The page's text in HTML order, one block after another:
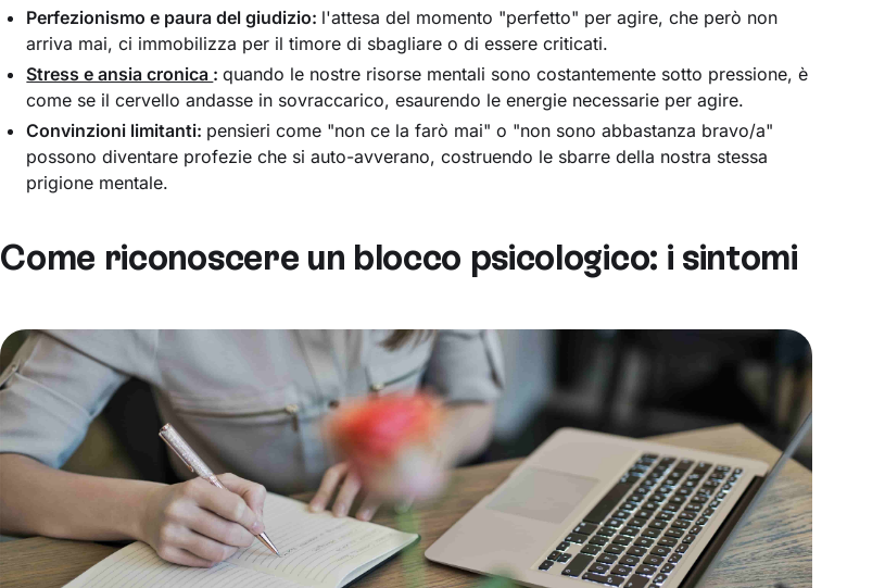
Perfezionismo e paura del giudizio: l'attesa del momento "perfetto" per agire, che però non
arriva mai, ci immobilizza per il timore di sbagliare o di essere criticati.
Stress e ansia cronica :quando le nostre risorse mentali sono costantemente sotto pressione, è
come se il cervello andasse in sovraccarico, esaurendo le energie necessarie per agire.
Convinzioni limitanti: pensieri come "non ce la farò mai" o "non sono abbastanza bravo/a"
possono diventare profezie che si auto-avverano, costruendo le sbarre della nostra stessa
prigione mentale.
Come riconoscere un blocco psicologico: i sintomi